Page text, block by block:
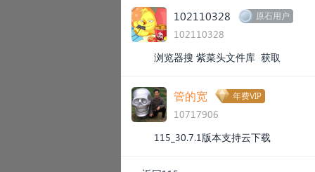
102110328 原石用户
102110328
浏览器搜 紫菜头文件库 获取
管的宽 年费VIP
10717906
115_30.7.1版本支持云下载